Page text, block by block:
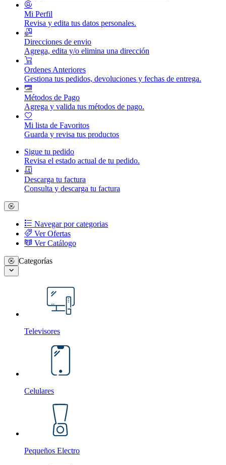
Mi Perfil
Revisa y edita tus datos personales.
Direcciones de envio
Agrega, edita y/o elimina una dirección
Ordenes Anteriores
Gestiona tus pedidos, devoluciones y fechas de entrega.
Métodos de Pago
Agrega y valida tus métodos de pago.
Mi lista de Favoritos
Guarda y revisa tus productos
Sigue tu pedido
Revisa el estado actual de tu pedido.
Descarga tu factura
Consulta y descarga tu factura
Navegar por categorias
Ver Ofertas
Ver Catálogo
Categorías
Televisores
Celulares
Pequeños Electro